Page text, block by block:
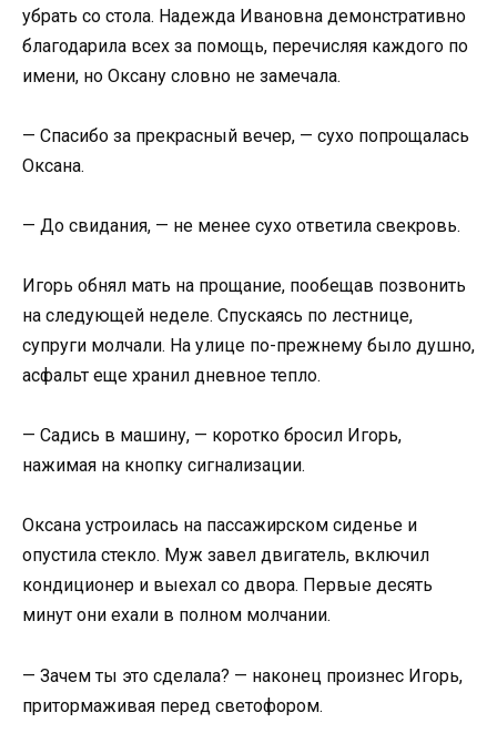
убрать со стола. Надежда Ивановна демонстративно
благодарила всех за помощь, перечисляя каждого по
имени, но Оксану словно не замечала.
— Спасибо за прекрасный вечер, — сухо попрощалась
Оксана.
— До свидания, — не менее сухо ответила свекровь.
Игорь обнял мать на прощание, пообещав позвонить
на следующей неделе. Спускаясь по лестнице,
супруги молчали. На улице по-прежнему было душно,
асфальт еще хранил дневное тепло.
— Садись в машину, — коротко бросил Игорь,
нажимая на кнопку сигнализации.
Оксана устроилась на пассажирском сиденье и
опустила стекло. Муж завел двигатель, включил
кондиционер и выехал со двора. Первые десять
минут они ехали в полном молчании.
— Зачем ты это сделала? — наконец произнес Игорь,
притормаживая перед светофором.